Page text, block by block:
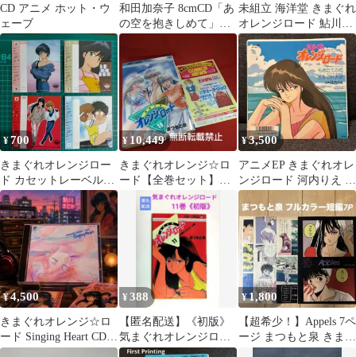
CD アニメ ホット・ウ
ェーブ
和田加奈子 8cmCD「あ
の空を抱きしめて」映
画きまぐれオレンジ☆
ロード主題歌
未組立 海洋堂 きまぐれ
オレンジロード 鮎川ま
どか ガレージキット
¥700
きまぐれオレンジロー
ド カセットレーベル4
枚セット
¥10,449
きまぐれオレンジ☆ロ
ード【全巻セット】ま
つもと泉 ジャンプコミ
ックス
¥3,500
アニメEP きまぐれオレ
ンジロード 河内りえ 80
年代 オリジナル版 当時
物
¥4,500
きまぐれオレンジ☆ロ
ード Singing Heart CD
アニメ サントラ
¥388
【匿名配送】《初版》
気まぐれオレンジロー
ド 11巻 まつもと泉
¥1,800
【超希少！】Appels 7ペ
ージ まつもと泉 きまぐ
れオレンジロード